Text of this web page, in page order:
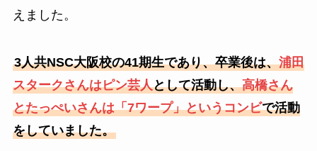
えました。
3人共NSC大阪校の41期生であり、卒業後は、浦田
スタークさんはピン芸人として活動し、高橋さん
とたっぺいさんは「7ワープ」というコンビで活動
をしていました。